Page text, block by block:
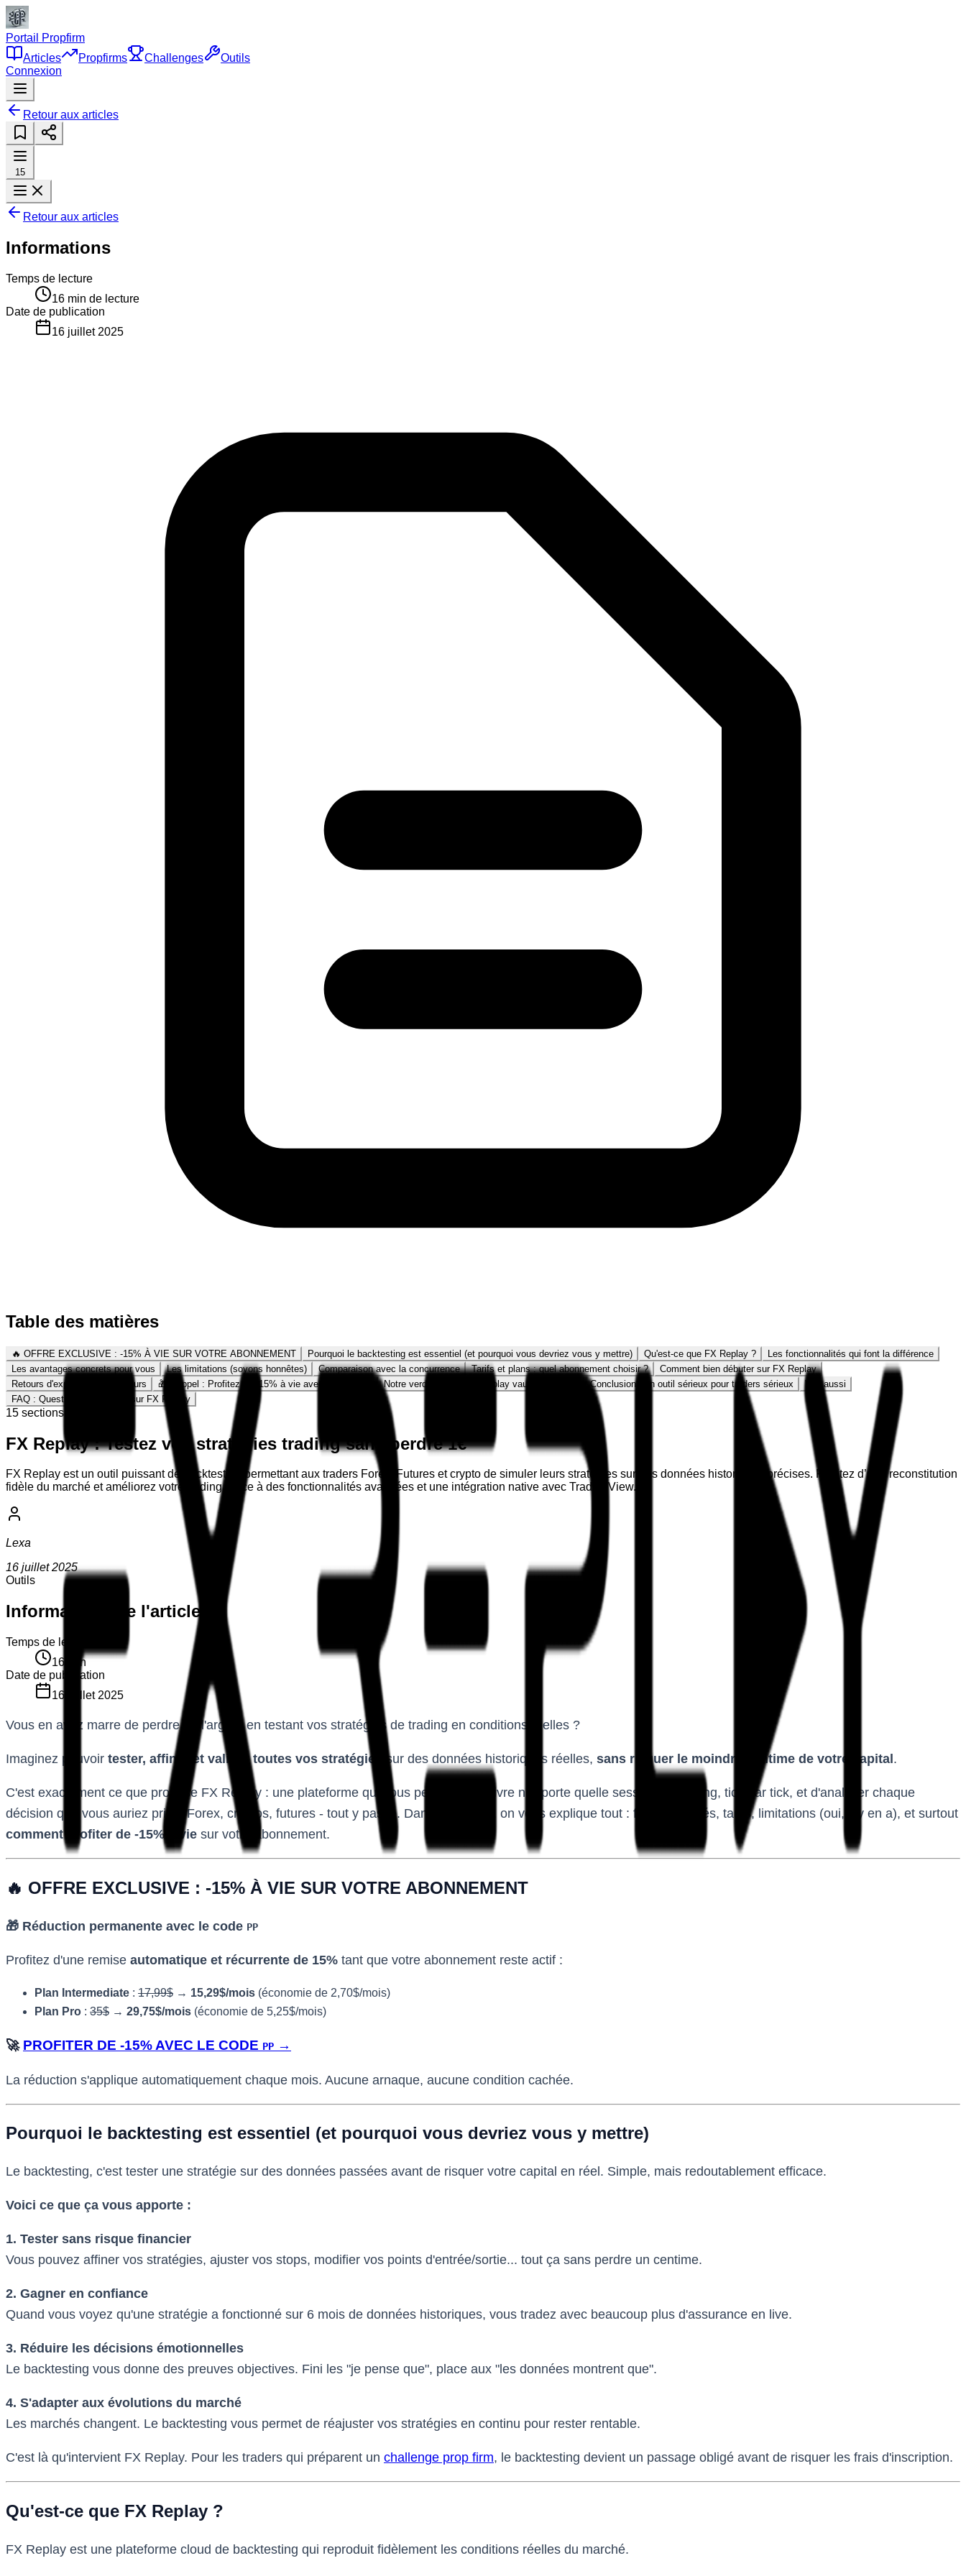
Portail Propfirm
Articles
Propfirms Challenges
Outils
Connexion
Retour aux articles
15
Retour aux articles
Informations
Temps de lecture
16 min de lecture
Date de publication
16 juillet 2025
Table des matières
🔥 OFFRE EXCLUSIVE : -15% À VIE SUR VOTRE ABONNEMENT Pourquoi le backtesting est essentiel (et pourquoi vous devriez vous y mettre) Qu'est-ce que FX Replay ?
Les fonctionnalités qui font la différence
Les avantages concrets pour vous
Les limitations (soyons honnêtes) Comparaison avec la concurrence Tarifs et plans : quel abonnement choisir ?
Comment bien débuter sur FX Replay
Retours d'expérience utilisateurs
🎁 Rappel : Profitez de -15% à vie avec le code PP Notre verdict final : FX Replay vaut-il le coup ? Conclusion : un outil sérieux pour traders sérieux
Voir aussi
FAQ : Questions fréquentes sur FX Replay
15 sections
FX Replay : Testez vos stratégies trading sans perdre 1€
FX Replay est un outil puissant de backtesting permettant aux traders Forex, Futures et crypto de simuler leurs stratégies sur des données historiques précises. Profitez d’une reconstitution
fidèle du marché et améliorez votre trading grâce à des fonctionnalités avancées et une intégration native avec TradingView.
Lexa
16 juillet 2025
Outils
Informations de l'article
Temps de lecture
16 min
Date de publication
16 juillet 2025
Vous en avez marre de perdre de l'argent en testant vos stratégies de trading en conditions réelles ?
Imaginez pouvoir tester, affiner et valider toutes vos stratégies sur des données historiques réelles, sans risquer le moindre centime de votre capital .
C'est exactement ce que propose FX Replay : une plateforme qui vous permet de revivre n'importe quelle session de trading, tick par tick, et d'analyser chaque
décision que vous auriez prise. Forex, cryptos, futures - tout y passe. Dans cet article, on vous explique tout : fonctionnalités, tarifs, limitations (oui, il y en a), et surtout
comment profiter de -15% à vie sur votre abonnement.
🔥 OFFRE EXCLUSIVE : -15% À VIE SUR VOTRE ABONNEMENT
🎁 Réduction permanente avec le code PP
Profitez d'une remise automatique et récurrente de 15% tant que votre abonnement reste actif :
Plan Intermediate : 17,99$ → 15,29$/mois (économie de 2,70$/mois)
Plan Pro : 35$ → 29,75$/mois (économie de 5,25$/mois)
🚀 PROFITER DE -15% AVEC LE CODE PP →
La réduction s'applique automatiquement chaque mois. Aucune arnaque, aucune condition cachée.
Pourquoi le backtesting est essentiel (et pourquoi vous devriez vous y mettre)
Le backtesting, c'est tester une stratégie sur des données passées avant de risquer votre capital en réel. Simple, mais redoutablement efficace.
Voici ce que ça vous apporte :
1. Tester sans risque financier
Vous pouvez affiner vos stratégies, ajuster vos stops, modifier vos points d'entrée/sortie... tout ça sans perdre un centime.
2. Gagner en confiance
Quand vous voyez qu'une stratégie a fonctionné sur 6 mois de données historiques, vous tradez avec beaucoup plus d'assurance en live.
3. Réduire les décisions émotionnelles
Le backtesting vous donne des preuves objectives. Fini les "je pense que", place aux "les données montrent que".
4. S'adapter aux évolutions du marché
Les marchés changent. Le backtesting vous permet de réajuster vos stratégies en continu pour rester rentable.
C'est là qu'intervient FX Replay. Pour les traders qui préparent un challenge prop firm, le backtesting devient un passage obligé avant de risquer les frais d'inscription.
Qu'est-ce que FX Replay ?
FX Replay est une plateforme cloud de backtesting qui reproduit fidèlement les conditions réelles du marché.